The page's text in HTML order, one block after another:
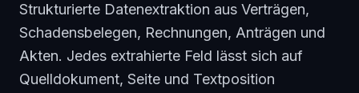
Strukturierte Datenextraktion aus Verträgen,
Schadensbelegen, Rechnungen, Anträgen und
Akten. Jedes extrahierte Feld lässt sich auf
Quelldokument, Seite und Textposition